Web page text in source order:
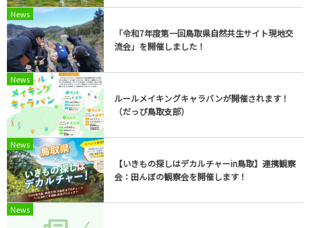
News
「令和7年度第一回鳥取県自然共生サイト現地交
流会」を開催しました！
News
ルールメイキングキャラバンが開催されます！
（だっぴ鳥取支部）
News
【いきもの探しはデカルチャーin鳥取】連携観察
会：田んぼの観察会を開催します！
News